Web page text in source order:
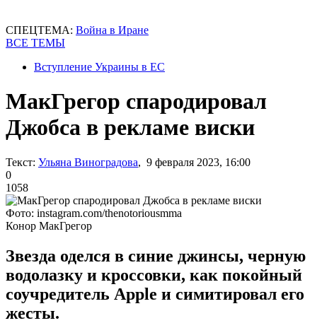
СПЕЦТЕМА: Война в Иране
ВСЕ ТЕМЫ
Вступление Украины в ЕС
МакГрегор спародировал
Джобса в рекламе виски
Текст: Ульяна Виноградова, 9 февраля 2023, 16:00
0
1058
Фото: instagram.com/thenotoriousmma
Конор МакГрегор
Звезда оделся в синие джинсы, черную
водолазку и кроссовки, как покойный
соучредитель Apple и симитировал его
жесты.